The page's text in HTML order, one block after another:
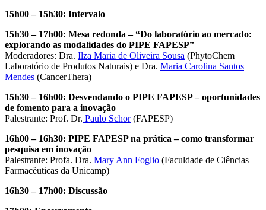
15h00 – 15h30: Intervalo
15h30 – 17h00: Mesa redonda – “Do laboratório ao mercado:
explorando as modalidades do PIPE FAPESP”
Moderadores: Dra. Ilza Maria de Oliveira Sousa (PhytoChem
Laboratório de Produtos Naturais) e Dra. Maria Carolina Santos
Mendes (CancerThera)
15h30 – 16h00: Desvendando o PIPE FAPESP –oportunidades
de fomento para a inovação
Palestrante: Prof. Dr. Paulo Schor(FAPESP)
16h00 – 16h30: PIPE FAPESP na prática –como transformar
pesquisa em inovação
Palestrante: Profa. Dra. Mary Ann Foglio (Faculdade de Ciências
Farmacêuticas da Unicamp)
16h30 – 17h00: Discussão